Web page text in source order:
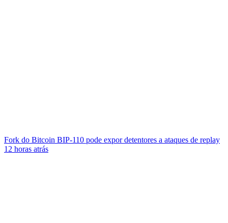
Fork do Bitcoin BIP-110 pode expor detentores a ataques de replay
12 horas atrás